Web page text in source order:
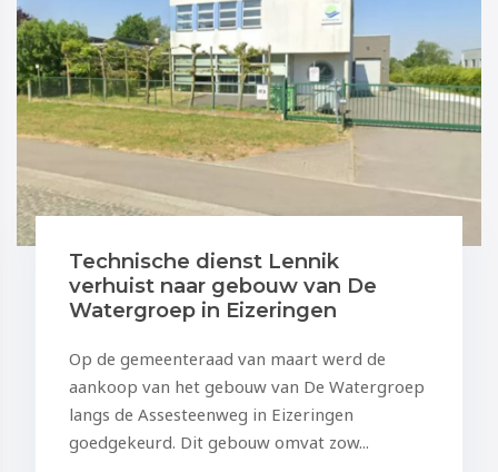
Technische dienst Lennik
verhuist naar gebouw van De
Watergroep in Eizeringen
Op de gemeenteraad van maart werd de
aankoop van het gebouw van De Watergroep
langs de Assesteenweg in Eizeringen
goedgekeurd. Dit gebouw omvat zow...